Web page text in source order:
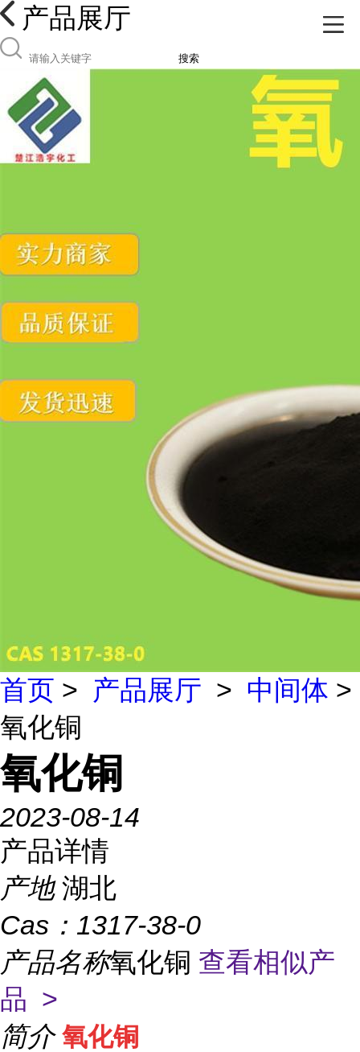
产品展厅
搜索
首页 > 产品展厅 > 中间体 >
氧化铜
氧化铜
2023-08-14
产品详情
产地 湖北
Cas： 1317-38-0
产品名称氧化铜 查看相似产
品 >
简介 氧化铜